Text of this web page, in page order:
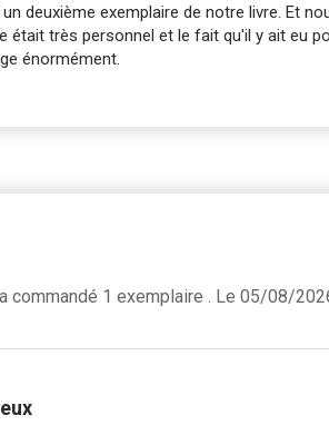
deuxième exemplaire de notre livre. Et
était très personnel et le fait qu'il y ait eu
énormément.
commandé 1 exemplaire . Le 05/08/